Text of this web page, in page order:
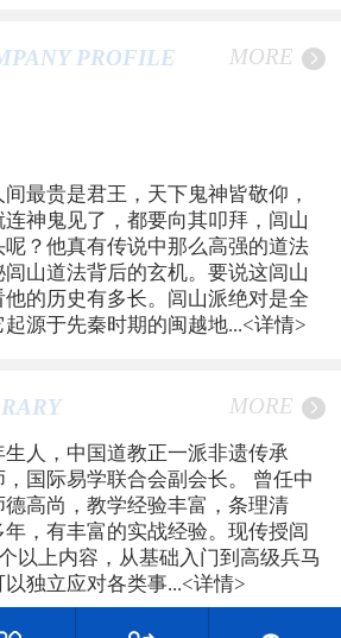
PROFILE MORE
最贵是君王，天下鬼神皆敬仰，
神鬼见了，都要向其叩拜，闾山
？他真有传说中那么高强的道法
山道法背后的玄机。要说这闾山
的历史有多长。闾山派绝对是全
源于先秦时期的闽越地...<详情>
MORE
人，中国道教正一派非遗传承
国际易学联合会副会长。 曾任中
高尚，教学经验丰富，条理清
，有丰富的实战经验。现传授闾
以上内容，从基础入门到高级兵马
独立应对各类事...<详情>